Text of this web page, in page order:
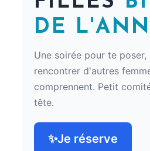
DE
Une soirée pour te
rencontrer d'autres
comprennent. Petit
tête.
✨Je réserve